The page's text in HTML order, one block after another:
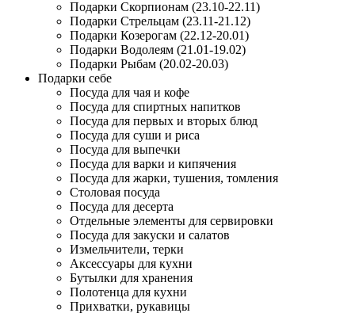
Подарки Скорпионам (23.10-22.11)
Подарки Стрельцам (23.11-21.12)
Подарки Козерогам (22.12-20.01)
Подарки Водолеям (21.01-19.02)
Подарки Рыбам (20.02-20.03)
Подарки себе
Посуда для чая и кофе
Посуда для спиртных напитков
Посуда для первых и вторых блюд
Посуда для суши и риса
Посуда для выпечки
Посуда для варки и кипячения
Посуда для жарки, тушения, томления
Столовая посуда
Посуда для десерта
Отдельные элементы для сервировки
Посуда для закуски и салатов
Измельчители, терки
Аксессуары для кухни
Бутылки для хранения
Полотенца для кухни
Прихватки, рукавицы